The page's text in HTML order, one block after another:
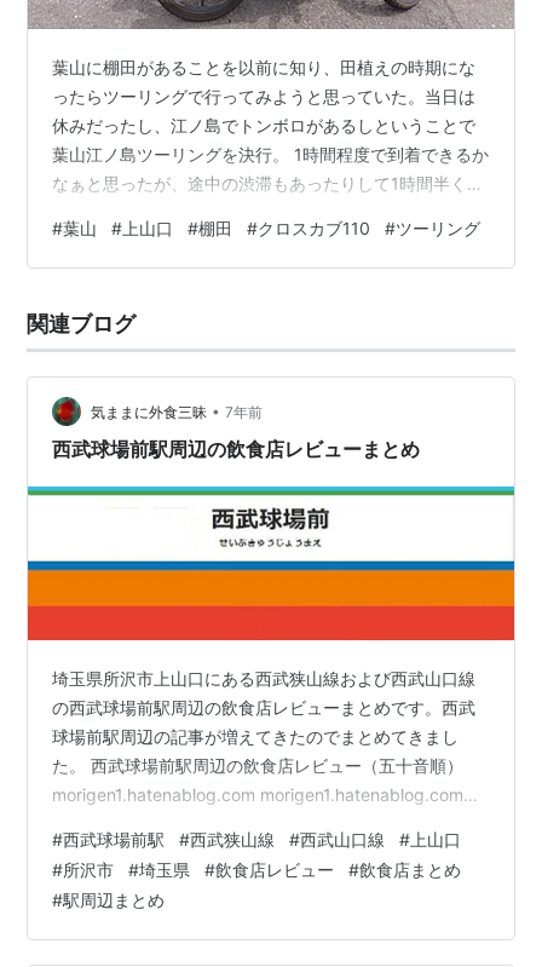
葉山に棚田があることを以前に知り、田植えの時期にな
ったらツーリングで行ってみようと思っていた。当日は
休みだったし、江ノ島でトンボロがあるしということで
葉山江ノ島ツーリングを決行。 1時間程度で到着できるか
なぁと思ったが、途中の渋滞もあったりして1時間半くら
という有料道路だったなぁと思い出す。高校生の頃に都
内から原付ツーリングで沼南方面へ来て20円だったか50
左折し、時折スマホの地図を確認しながらようやく上山
口の棚田に到着。棚田というものを見るのは初めてで、
#葉山 # 上山口 #棚田 #クロスカブ110 #ツーリング
関連ブログ
気ままに外食三昧 • 7年前
西武球場前駅周辺の飲食店レビューまとめ
埼玉県所沢市上山口にある西武狭山線および西武山口線
の西武球場前駅周辺の飲食店レビューまとめです。西武
球場前駅周辺の記事が増えてきたのでまとめてきまし
た。 西武球場前駅周辺の飲食店レビュー（五十音順）
morigen1.hatenablog.com morigen1.hatenablog.com
morigen1.hatenablog.com （参考記事）
morigen1.hatenablog.com morigen1.hatenablog.com ブ
ログランキングに参加しております。皆様のクリック…
#西武球場前駅 #西武狭山線 #西武山口線 # 上山口
#所沢市 #埼玉県 #飲食店レビュー #飲食店まとめ
#駅周辺まとめ